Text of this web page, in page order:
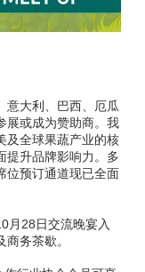
意大利、巴西、厄瓜
展或成为赞助商。我
及全球果蔬产业的核
提升品牌影响力。多
位预订通道现已全面
月28日交流晚宴入
务茶歇。